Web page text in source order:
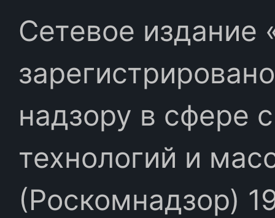
Сетевое издание
надзору в сфере
технологий и
(Роскомнадзор)